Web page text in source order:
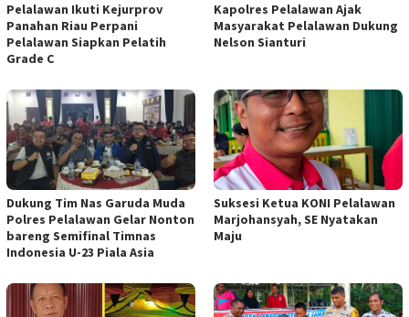
Pelalawan Ikuti Kejurprov
Panahan Riau Perpani
Pelalawan Siapkan Pelatih
Grade C
Kapolres Pelalawan Ajak
Masyarakat Pelalawan Dukung
Nelson Sianturi
Dukung Tim Nas Garuda Muda
Polres Pelalawan Gelar Nonton
bareng Semifinal Timnas
Indonesia U-23 Piala Asia
Suksesi Ketua KONI Pelalawan
Marjohansyah, SE Nyatakan
Maju